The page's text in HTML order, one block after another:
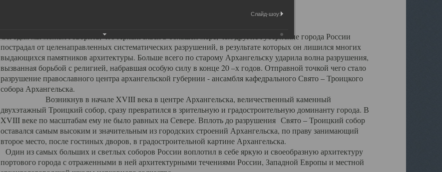
Сегодня мы можем говорить, что Архангельск в большей мере, чем другие губернские города России
пострадал от целенаправленных систематических разрушений, в результате которых он лишился многих
выдающихся памятников архитектуры. Больше всего по старому Архангельску ударила волна разрушения,
вызванная борьбой с религией, набравшая особую силу в конце 20 –х годов. Отправной точкой чего стало
разрушение православного центра архангельской губернии - ансамбля кафедрального Свято – Троицкого
собора Архангельска.
Возникнув в начале XVIII века в центре Архангельска, величественный каменный
двухэтажный Троицкий собор, сразу превратился в зрительную и градостроительную доминанту города. В
XVIII веке по масштабам ему не было равных на Севере. Вплоть до разрушения Свято – Троицкий собор
оставался самым высоким и значительным из городских строений Архангельска, по праву занимающий
второе место, после гостиных дворов, в градостроительной картине Архангельска.
Один из самых больших и светлых соборов России воплотил в себе яркую и своеобразную архитектуру
портового города с отраженными в ней архитектурными течениями России, Западной Европы и местной
Слайд-шоу: